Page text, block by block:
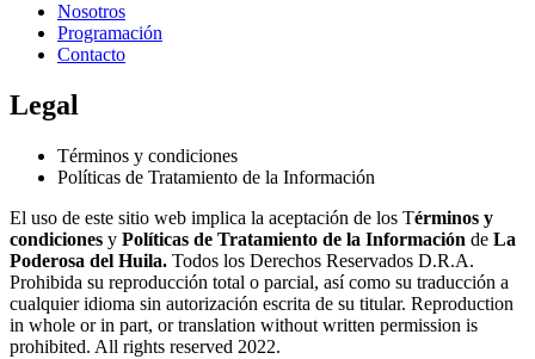
Nosotros
Programación
Contacto
Legal
Términos y condiciones
Políticas de Tratamiento de la Información
El uso de este sitio web implica la aceptación de los Términos y
condiciones y Políticas de Tratamiento de la Información de La
Poderosa del Huila. Todos los Derechos Reservados D.R.A.
Prohibida su reproducción total o parcial, así como su traducción a
cualquier idioma sin autorización escrita de su titular. Reproduction
in whole or in part, or translation without written permission is
prohibited. All rights reserved 2022.